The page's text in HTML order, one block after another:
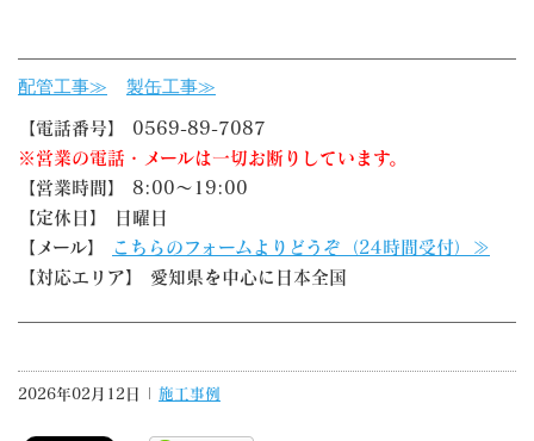
配管工事≫ 製缶工事≫
【電話番号】 0569-89-7087
※営業の電話・メールは一切お断りしています。
【営業時間】 8:00～19:00
【定休日】 日曜日
【メール】
こちらのフォームよりどうぞ（24時間受付）≫
【対応エリア】 愛知県を中心に日本全国
2026年02月12日 | 施工事例